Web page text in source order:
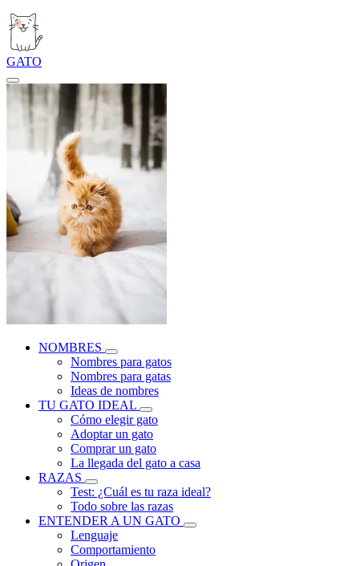
GATO
NOMBRES
Nombres para gatos
Nombres para gatas
Ideas de nombres
TU GATO IDEAL
Cómo elegir gato
Adoptar un gato
Comprar un gato
La llegada del gato a casa
RAZAS
Test: ¿Cuál es tu raza ideal?
Todo sobre las razas
ENTENDER A UN GATO
Lenguaje
Comportamiento